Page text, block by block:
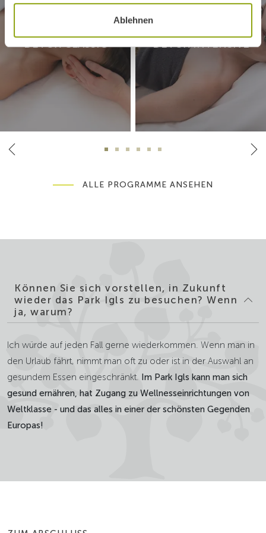
Ablehnen
DETOX CLASSIC DETOX INTENSIVE
ALLE PROGRAMME ANSEHEN
Können Sie sich vorstellen, in Zukunft
wieder das Park Igls zu besuchen? Wenn
ja, warum?
Ich würde auf jeden Fall gerne wiederkommen. Wenn man in
den Urlaub fährt, nimmt man oft zu oder ist in der Auswahl an
gesundem Essen eingeschränkt. Im Park Igls kann man sich
gesund ernähren, hat Zugang zu Wellnesseinrichtungen von
Weltklasse - und das alles in einer der schönsten Gegenden
Europas!